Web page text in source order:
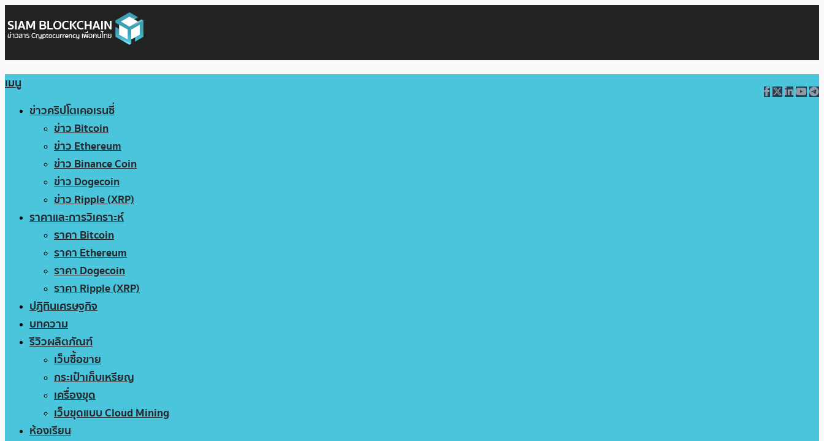
เมนู
ข่าวคริปโตเคอเรนซี่
ข่าว Bitcoin
ข่าว Ethereum
ข่าว Binance Coin
ข่าว Dogecoin
ข่าว Ripple (XRP)
ราคาและการวิเคราะห์
ราคา Bitcoin
ราคา Ethereum
ราคา Dogecoin
ราคา Ripple (XRP)
ปฏิทินเศรษฐกิจ
บทความ
รีวิวผลิตภัณฑ์
เว็บซื้อขาย
กระเป๋าเก็บเหรียญ
เครื่องขุด
เว็บขุดแบบ Cloud Mining
ห้องเรียน